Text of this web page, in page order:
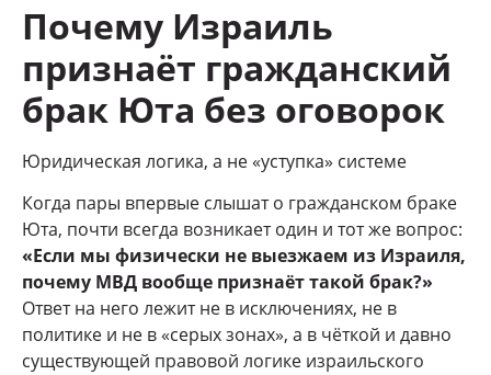
Почему Израиль
признаёт гражданский
брак Юта без оговорок
Юридическая логика, а не «уступка» системе
Когда пары впервые слышат о гражданском браке
Юта, почти всегда возникает один и тот же вопрос:
«Если мы физически не выезжаем из Израиля,
почему МВД вообще признаёт такой брак?»
Ответ на него лежит не в исключениях, не в
политике и не в «серых зонах», а в чёткой и давно
существующей правовой логике израильского